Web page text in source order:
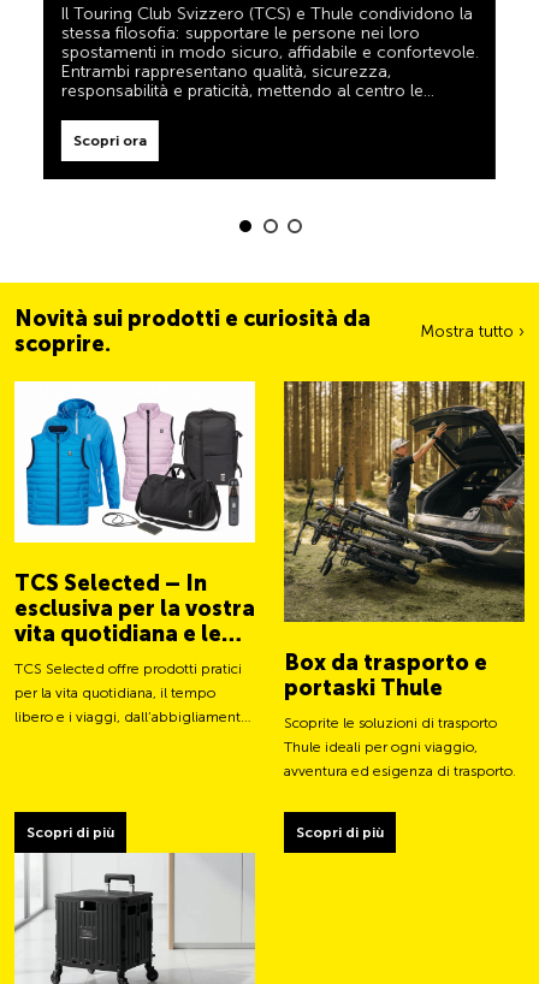
Entrambi rappresentano qualità, sicurezza,
responsabilità e praticità, mettendo al centro le
esigenze dei viaggiatori e delle famiglie attive.
Scopri ora
Scopri ora
Novità sui prodotti e curiosità da
scoprire.
Mostra tutto ›
TCS Selected – In
esclusiva per la vostra
vita quotidiana e le
vostre avventure
TCS Selected offre prodotti pratici
per la vita quotidiana, il tempo
libero e i viaggi, dall’abbigliamento
Scopri di più
Box da trasporto e
portaski Thule
Scoprite le soluzioni di trasporto
Thule ideali per ogni viaggio,
avventura ed esigenza di trasporto.
Scopri di più